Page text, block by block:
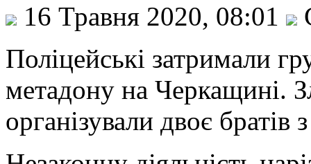
16 Травня 2020, 08:01
Поліцейські затримали
метадону на Черкащині.
організували двоє братів